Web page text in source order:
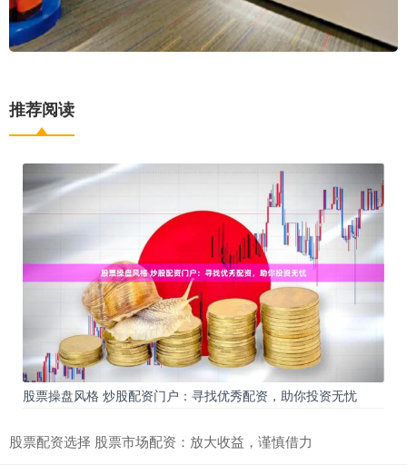
推荐阅读
股票操盘风格 炒股配资门户：寻找优秀配资，助你投资无忧
股票配资选择 股票市场配资：放大收益，谨慎借力